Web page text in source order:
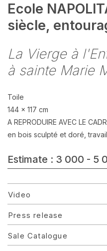
Ecole
siècle,
La Vierge à
à sainte Marie
Toile
144 x 117 cm
A REPRODUIRE AVEC LE
en bois sculpté et doré,
Estimate : 3 000 - 5
Video
Press release
Sale Catalogue